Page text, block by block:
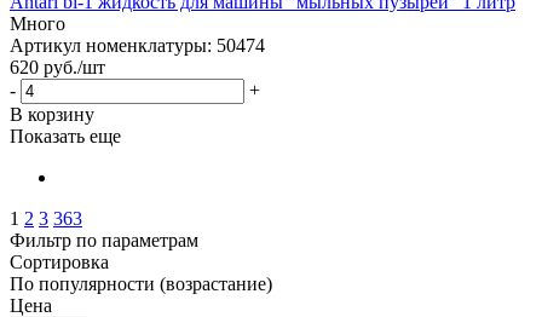
Много
Артикул номенклатуры: 50474
620 руб./шт
-
+
В корзину
Показать еще
1 2 3 363
Фильтр по параметрам
Сортировка
По популярности (возрастание)
Цена